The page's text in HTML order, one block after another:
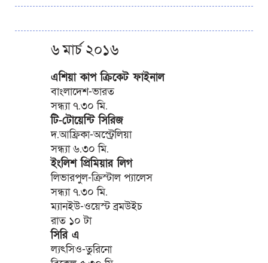
৬ মার্চ ২০১৬
এশিয়া কাপ ক্রিকেট ফাইনাল
বাংলাদেশ-ভারত
সন্ধ্যা ৭.৩০ মি.
টি-টোয়েন্টি সিরিজ
দ.আফ্রিকা-অস্ট্রেলিয়া
সন্ধ্যা ৬.৩০ মি.
ইংলিশ প্রিমিয়ার লিগ
লিভারপুল-ক্রিস্টাল প্যালেস
সন্ধ্যা ৭.৩০ মি.
ম্যানইউ-ওয়েস্ট ব্রমউইচ
রাত ১০ টা
সিরি এ
ল্যৎসিও-তুরিনো